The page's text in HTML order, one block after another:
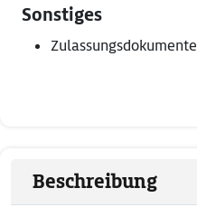
Sonstiges
Zulassungsdokumente
Beschreibung